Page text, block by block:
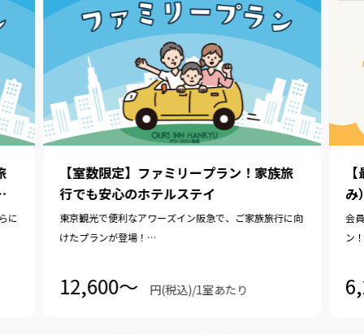
に
【室数限定】ファミリープラン！家族旅
行でも安心のホテルステイ
東京観光で便利なアワーズイン阪急で、ご家族旅行に向
けたプランが登場！
12,600〜 円(税込)/1室あたり
み
会
ン